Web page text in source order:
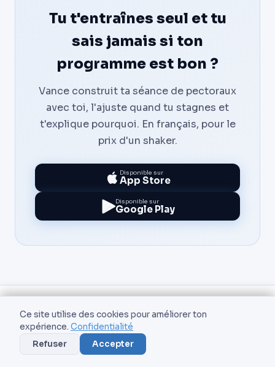
Tu t'entraînes seul et tu
sais jamais si ton
programme est bon ?
Vance construit ta séance de pectoraux
avec toi, l'ajuste quand tu stagnes et
t'explique pourquoi. En français, pour le
prix d'un shaker.
Disponible sur
App Store
Disponible sur
Google Play
AIVancePro
Votre coach fitness personnel propulsé
Ce site utilise des cookies pour améliorer ton
expérience. Confidentialité
Refuser
Accepter